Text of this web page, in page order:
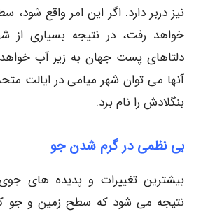
نیز دربر دارد. اگر این امر واقع شود،
خواهد رفت، در نتیجه بسیاری از
دلتاهای پست جهان به زیر آب
آنها می توان شهر میامی در ایالت
بنگلادش را نام برد.
بی نظمی در گرم شدن جو
بیشترین تغییرات و پدیده های
نتیجه می شود که سطح زمین و جو که